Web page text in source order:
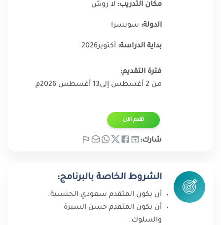
مكان التدريب: لا روش
الدولة: سويسرا
بداية الدراسة: أكتوبر2026.​
فترة التقديم:
من 2 أغسطس إلى13 أغسطس 2026م​
تقدم الآن​
شارك:
الشروط الخاصة بالبرنامج:
أن يكون المتقدم سعودي الجنسية.
أن يكون المتقدم حسن السيرة
والسلوك.